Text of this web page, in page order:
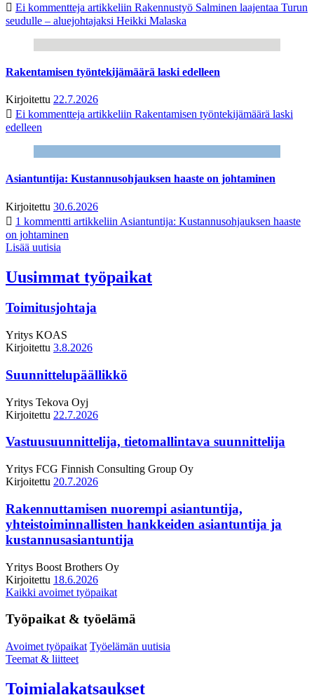
Ei kommentteja artikkeliin Rakennustyö Salminen laajentaa Turun
seudulle – aluejohtajaksi Heikki Malaska
Rakentamisen työntekijämäärä laski edelleen
Kirjoitettu 22.7.2026
Ei kommentteja artikkeliin Rakentamisen työntekijämäärä laski
edelleen
Asiantuntija: Kustannusohjauksen haaste on johtaminen
Kirjoitettu 30.6.2026
1 kommentti artikkeliin Asiantuntija: Kustannusohjauksen haaste
on johtaminen
Lisää uutisia
Uusimmat työpaikat
Toimitusjohtaja
Yritys KOAS
Kirjoitettu 3.8.2026
Suunnittelupäällikkö
Yritys Tekova Oyj
Kirjoitettu 22.7.2026
Vastuusuunnittelija, tietomallintava suunnittelija
Yritys FCG Finnish Consulting Group Oy
Kirjoitettu 20.7.2026
Rakennuttamisen nuorempi asiantuntija,
yhteistoiminnallisten hankkeiden asiantuntija ja
kustannusasiantuntija
Yritys Boost Brothers Oy
Kirjoitettu 18.6.2026
Kaikki avoimet työpaikat
Työpaikat & työelämä
Avoimet työpaikat Työelämän uutisia
Teemat & liitteet
Toimialakatsaukset